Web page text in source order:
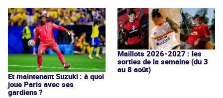
Et maintenant Suzuki : à quoi
joue Paris avec ses
gardiens ?
Maillots 2026-2027 : les
sorties de la semaine (du 3
au 8 août)